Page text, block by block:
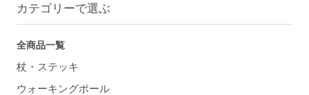
カテゴリーで選ぶ
全商品一覧
杖・ステッキ
ウォーキングポール